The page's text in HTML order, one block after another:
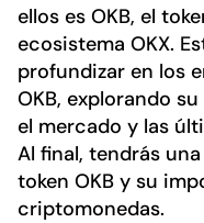
ellos es OKB, el
ecosistema OKX.
profundizar en los
OKB, explorando
el mercado y las
Al final, tendrás
token OKB y su
criptomonedas.